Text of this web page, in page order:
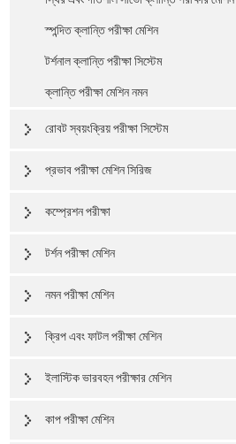
স্পন্দিত ক্লান্তি পরীক্ষা মেশিন
টর্শনাল ক্লান্তি পরীক্ষা সিস্টেম
ক্লান্তি পরীক্ষা মেশিন নমন
রোবট স্বয়ংক্রিয় পরীক্ষা সিস্টেম
প্রভাব পরীক্ষা মেশিন সিরিজ
কম্প্রেশন পরীক্ষা
টর্শন পরীক্ষা মেশিন
নমন পরীক্ষা মেশিন
ক্রিপ এবং ফাটল পরীক্ষা মেশিন
ইলাস্টিক ভারবহন পরীক্ষার মেশিন
কাপ পরীক্ষা মেশিন